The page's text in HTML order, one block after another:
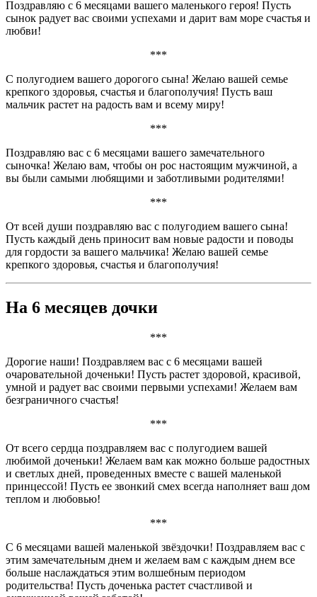
Поздравляю с 6 месяцами вашего маленького героя! Пусть
сынок радует вас своими успехами и дарит вам море счастья и
любви!
***
С полугодием вашего дорогого сына! Желаю вашей семье
крепкого здоровья, счастья и благополучия! Пусть ваш
мальчик растет на радость вам и всему миру!
***
Поздравляю вас с 6 месяцами вашего замечательного
сыночка! Желаю вам, чтобы он рос настоящим мужчиной, а
вы были самыми любящими и заботливыми родителями!
***
От всей души поздравляю вас с полугодием вашего сына!
Пусть каждый день приносит вам новые радости и поводы
для гордости за вашего мальчика! Желаю вашей семье
крепкого здоровья, счастья и благополучия!
На 6 месяцев дочки
***
Дорогие наши! Поздравляем вас с 6 месяцами вашей
очаровательной доченьки! Пусть растет здоровой, красивой,
умной и радует вас своими первыми успехами! Желаем вам
безграничного счастья!
***
От всего сердца поздравляем вас с полугодием вашей
любимой доченьки! Желаем вам как можно больше радостных
и светлых дней, проведенных вместе с вашей маленькой
принцессой! Пусть ее звонкий смех всегда наполняет ваш дом
теплом и любовью!
***
С 6 месяцами вашей маленькой звёздочки! Поздравляем вас с
этим замечательным днем и желаем вам с каждым днем все
больше наслаждаться этим волшебным периодом
родительства! Пусть доченька растет счастливой и